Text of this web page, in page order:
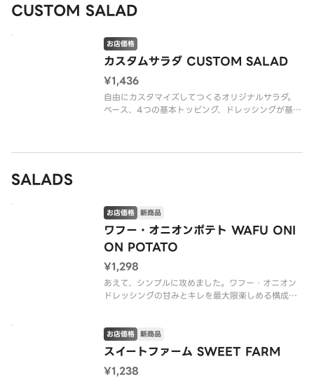
※水分が出てしまうの
CUSTOM SALAD
カスタムサラダ CUSTOM SALAD
お店価格
¥1,436
自由にカスタマイズしてつくるオリジナルサラダ。
ベース、4つの基本トッピング、ドレッシングが基本
SALADS
ワフー・オニオンポテト WAFU ONI
ON POTATO
お店価格 新商品
¥1,298
あえて、シンプルに攻めました。ワフー・オニオン
ドレッシングの甘みとキレを最大限楽しめる構成
サラダです！（*グルテンを含む）（v ヴィーガン）
※アレルゲン情報はC
スイートファーム SWEET FARM
お店価格 新商品
¥1,238